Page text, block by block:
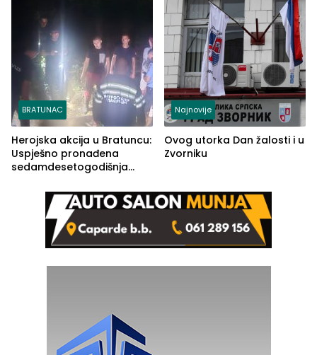
BRATUNAC
Herojska akcija u Bratuncu:
Uspješno pronađena
sedamdesetogodišnja
Kravice.
Najnovije
Ovog utorka Dan žalosti i u
Zvorniku